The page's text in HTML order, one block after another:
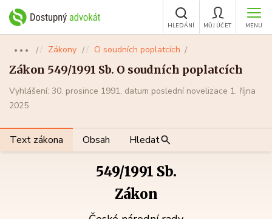
MENU
MŮJ ÚČET
HLEDÁNÍ
●●● Zákony O soudních poplatcích
Zákon 549/1991 Sb. O soudních poplatcích
Vyhlášení: 30. prosince 1991, datum poslední novelizace 1. října
2025
Text zákona Obsah Hledat
549/1991 Sb.
Zákon